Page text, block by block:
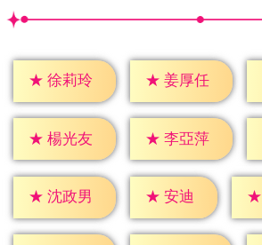
★ 徐莉玲 ★ 姜厚任
★ 楊光友 ★ 李亞萍
★ 沈政男 ★ 安迪 ★